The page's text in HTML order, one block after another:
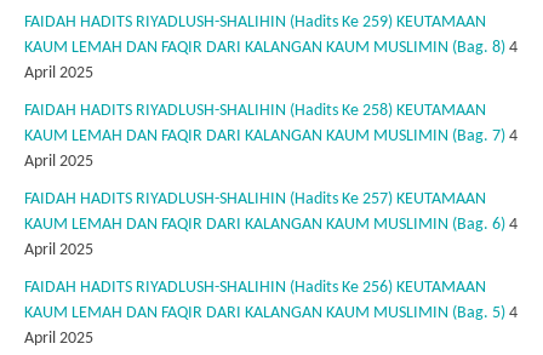
FAIDAH HADITS RIYADLUSH-SHALIHIN (Hadits Ke 259) KEUTAMAAN
KAUM LEMAH DAN FAQIR DARI KALANGAN KAUM MUSLIMIN (Bag. 8) 4
April 2025
FAIDAH HADITS RIYADLUSH-SHALIHIN (Hadits Ke 258) KEUTAMAAN
KAUM LEMAH DAN FAQIR DARI KALANGAN KAUM MUSLIMIN (Bag. 7) 4
April 2025
FAIDAH HADITS RIYADLUSH-SHALIHIN (Hadits Ke 257) KEUTAMAAN
KAUM LEMAH DAN FAQIR DARI KALANGAN KAUM MUSLIMIN (Bag. 6) 4
April 2025
FAIDAH HADITS RIYADLUSH-SHALIHIN (Hadits Ke 256) KEUTAMAAN
KAUM LEMAH DAN FAQIR DARI KALANGAN KAUM MUSLIMIN (Bag. 5) 4
April 2025